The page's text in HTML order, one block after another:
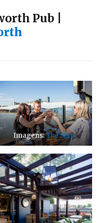
Pub
Imagens:The Ship